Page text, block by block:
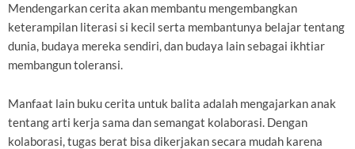
Mendengarkan cerita akan membantu mengembangkan
keterampilan literasi si kecil serta membantunya belajar tentang
dunia, budaya mereka sendiri, dan budaya lain sebagai ikhtiar
membangun toleransi.
Manfaat lain buku cerita untuk balita adalah mengajarkan anak
tentang arti kerja sama dan semangat kolaborasi. Dengan
kolaborasi, tugas berat bisa dikerjakan secara mudah karena